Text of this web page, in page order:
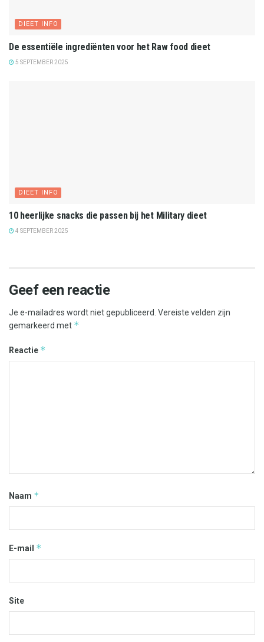
DIEET INFO
De essentiële ingrediënten voor het Raw food dieet
5 SEPTEMBER 2025
DIEET INFO
10 heerlijke snacks die passen bij het Military dieet
4 SEPTEMBER 2025
Geef een reactie
Je e-mailadres wordt niet gepubliceerd. Vereiste velden zijn
gemarkeerd met *
Reactie *
Naam *
E-mail *
Site